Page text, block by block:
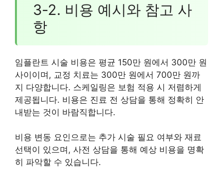
3-2. 비용 예시와 참고 사
항
임플란트 시술 비용은 평균 150만 원에서 300만 원
사이이며, 교정 치료는 300만 원에서 700만 원까
지 다양합니다. 스케일링은 보험 적용 시 저렴하게
제공됩니다. 비용은 진료 전 상담을 통해 정확히 안
내받는 것이 바람직합니다.
비용 변동 요인으로는 추가 시술 필요 여부와 재료
선택이 있으며, 사전 상담을 통해 예상 비용을 명확
히 파악할 수 있습니다.